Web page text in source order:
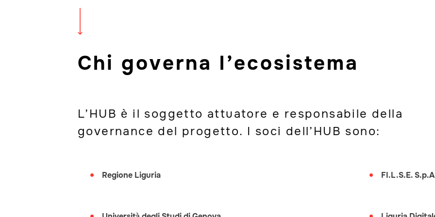
Chi governa l’ecosistema
L’HUB è il soggetto attuatore e responsabile della
governance del progetto. I soci dell’HUB sono:
Regione Liguria FI.L.S.E.